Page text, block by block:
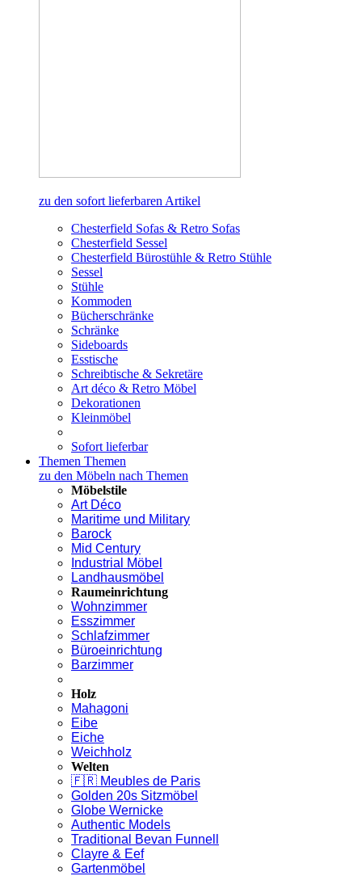
zu den sofort lieferbaren Artikel
Chesterfield Sofas & Retro Sofas
Chesterfield Sessel
Chesterfield Bürostühle & Retro Stühle
Sessel
Stühle
Kommoden
Bücherschränke
Schränke
Sideboards
Esstische
Schreibtische & Sekretäre
Art déco & Retro Möbel
Dekorationen
Kleinmöbel
Sofort lieferbar
Themen Themen
zu den Möbeln nach Themen
Möbelstile
Art Déco
Maritime und Military
Barock
Mid Century
Industrial Möbel
Landhausmöbel
Raumeinrichtung
Wohnzimmer
Esszimmer
Schlafzimmer
Büroeinrichtung
Barzimmer
Holz
Mahagoni
Eibe
Eiche
Weichholz
Welten
🇫🇷 Meubles de Paris
Golden 20s Sitzmöbel
Globe Wernicke
Authentic Models
Traditional Bevan Funnell
Clayre & Eef
Gartenmöbel